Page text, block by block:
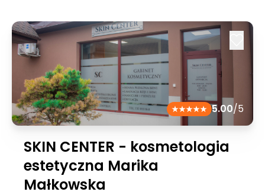
5.00/5
SKIN CENTER - kosmetologia
estetyczna Marika
Małkowska